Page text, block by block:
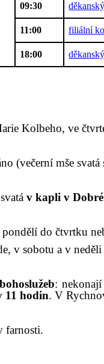
09:30
11:00 filiální
18:00
Kolbeho, ve
(večerní mše svatá
v kapli v
pondělí do čtvrtku
v sobotu a v
:
11 hodin. V
farnosti.